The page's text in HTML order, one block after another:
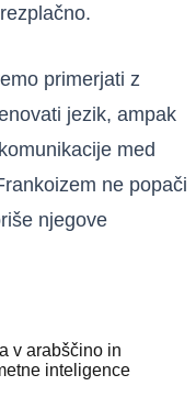
primerjati z
jezik, ampak
med
ne popači
njegove
v arabščino in
inteligence